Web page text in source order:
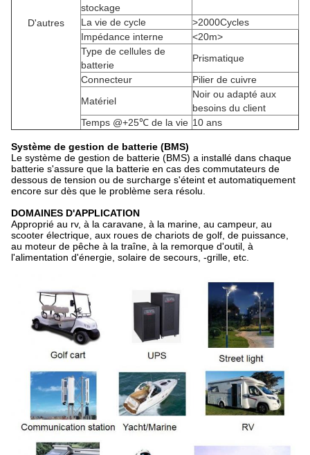
D'autres
stockage
La vie de cycle
>2000Cycles
Impédance interne
<20m>
Type de cellules de
batterie
Prismatique
Connecteur
Pilier de cuivre
Matériel
Noir ou adapté aux
besoins du client
Temps @+25℃ de la vie 10 ans
Système de gestion de batterie (BMS)
Le système de gestion de batterie (BMS) a installé dans chaque
batterie s'assure que la batterie en cas des commutateurs de
dessous de tension ou de surcharge s'éteint et automatiquement
encore sur dès que le problème sera résolu.
DOMAINES D'APPLICATION
Approprié au rv, à la caravane, à la marine, au campeur, au
scooter électrique, aux roues de chariots de golf, de puissance,
au moteur de pêche à la traîne, à la remorque d'outil, à
l'alimentation d'énergie, solaire de secours, -grille, etc.